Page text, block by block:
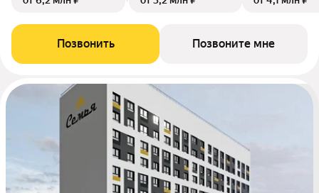
Позвонить Позвоните мне